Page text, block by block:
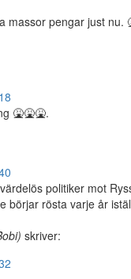
massor pengar just nu.
🤮🤮🤮.
politiker mot
börjar rösta varje år
skriver: